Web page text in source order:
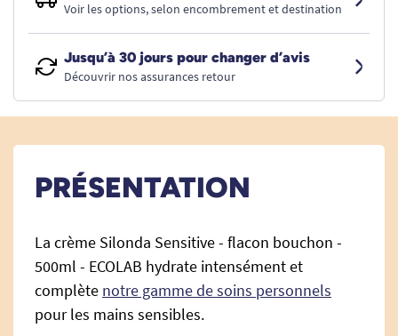
Voir les options, selon encombrement et destination
Jusqu’à 30 jours pour changer d’avis
Découvrir nos assurances retour
PRÉSENTATION
La crème Silonda Sensitive - flacon bouchon -
500ml - ECOLAB hydrate intensément et
complète notre gamme de soins personnels
pour les mains sensibles.